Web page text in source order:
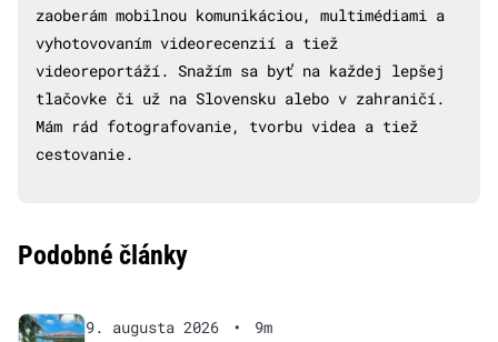
zaoberám mobilnou komunikáciou, multimédiami a
vyhotovovaním videorecenzií a tiež
videoreportáží. Snažím sa byť na každej lepšej
tlačovke či už na Slovensku alebo v zahraničí.
Mám rád fotografovanie, tvorbu videa a tiež
cestovanie.
Podobné články
9. augusta 2026 •
9m